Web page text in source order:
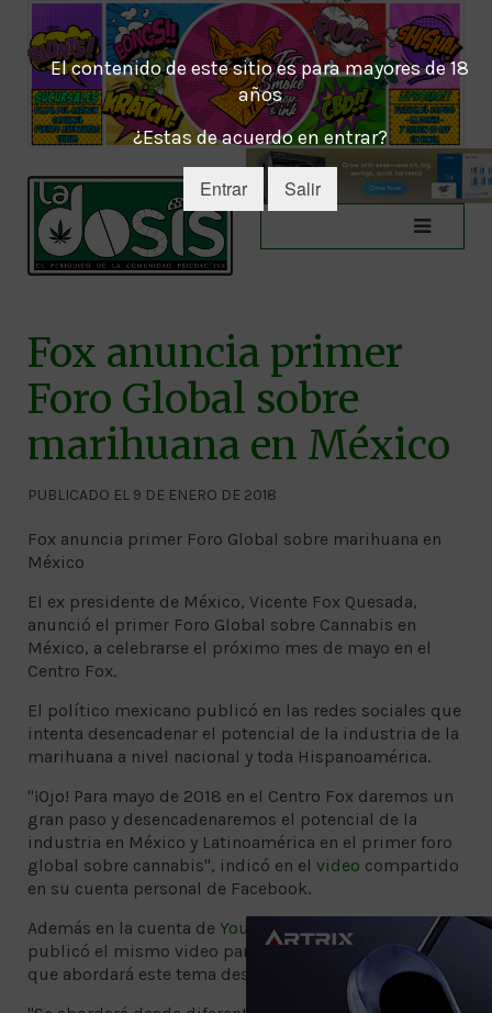
El contenido de este sitio es para mayores de 18
años
¿Estas de acuerdo en entrar?
Entrar Salir
Fox anuncia primer
Foro Global sobre
marihuana en México
PUBLICADO EL 9 DE ENERO DE 2018
Fox anuncia primer Foro Global sobre marihuana en
México
El ex presidente de México, Vicente Fox Quesada,
anunció el primer Foro Global sobre Cannabis en
México, a celebrarse el próximo mes de mayo en el
Centro Fox.
El político mexicano publicó en las redes sociales que
intenta desencadenar el potencial de la industria de la
marihuana a nivel nacional y toda Hispanoamérica.
"¡Ojo! Para mayo de 2018 en el Centro Fox daremos un
gran paso y desencadenaremos el potencial de la
industria en México y Latinoamérica en el primer foro
global sobre cannabis", indicó en el video compartido
en su cuenta personal de Facebook.
Además en la cuenta de YouTubedel Centro Fox se
publicó el mismo video para darle difusión al evento
que abordará este tema desde diferentes enfoques.